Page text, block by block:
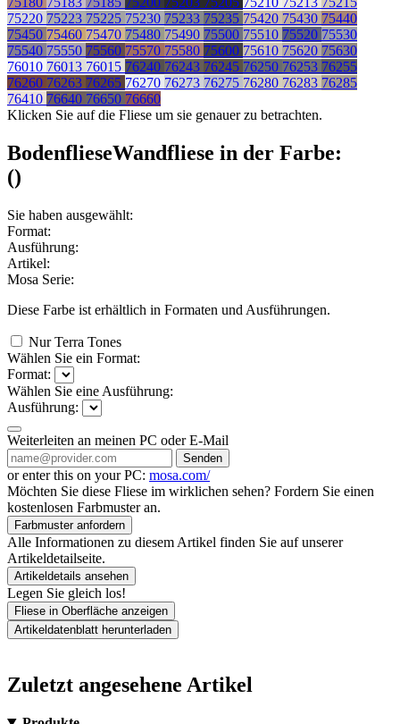
75220 75223 75225 75230 75233 75235 75420 75430 75440
75450 75460 75470 75480 75490 75500 75510 75520 75530
75540 75550 75560 75570 75580 75600 75610 75620 75630
76010 76013 76015 76240 76243 76245 76250 76253 76255
76260 76263 76265 76270 76273 76275 76280 76283 76285
76410 76640 76650 76660
Klicken Sie auf die Fliese um sie genauer zu betrachten.
BodenflieseWandfliese in der Farbe:
()
Sie haben ausgewählt:
Format:
Ausführung:
Artikel:
Mosa Serie:
Diese Farbe ist erhältlich in Formaten und Ausführungen.
Nur Terra Tones
Wählen Sie ein Format:
Format:
Wählen Sie eine Ausführung:
Ausführung:
Weiterleiten an meinen PC oder E-Mail
Senden
or enter this on your PC: mosa.com/
Möchten Sie diese Fliese im wirklichen sehen? Fordern Sie einen
kostenlosen Farbmuster an.
Farbmuster anfordern
Alle Informationen zu diesem Artikel finden Sie auf unserer
Artikeldetailseite.
Artikeldetails ansehen
Legen Sie gleich los!
Fliese in Oberfläche anzeigen
Artikeldatenblatt herunterladen
Zuletzt angesehene Artikel